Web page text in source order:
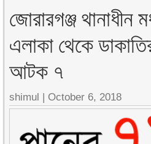
জোরারগঞ্জ থানাধীন
এলাকা থেকে
আটক ৭
shimul | October 6, 2018